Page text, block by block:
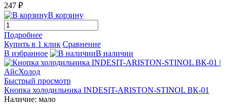
247 ₽
В корзину
Подробнее
Купить в 1 клик Сравнение
В избранное
В наличии
Быстрый просмотр
Кнопка холодильника INDESIT-ARISTON-STINOL ВК-01
Наличие: мало